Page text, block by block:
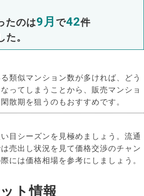
たのは9月 で42件
た。
類似マンション数が多ければ、どう
ってしまうことから、販売マンショ
散期を狙うのもおすすめです。
目シーズンを見極めましょう。流通
売出し状況を見て価格交渉のチャン
には価格相場を参考にしましょう。
ト情報